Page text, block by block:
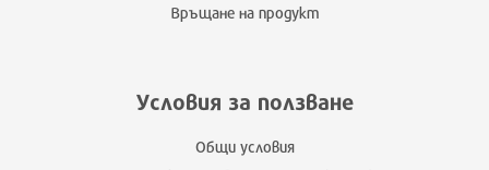
Връщане на продукт
Условия за ползване
Общи условия